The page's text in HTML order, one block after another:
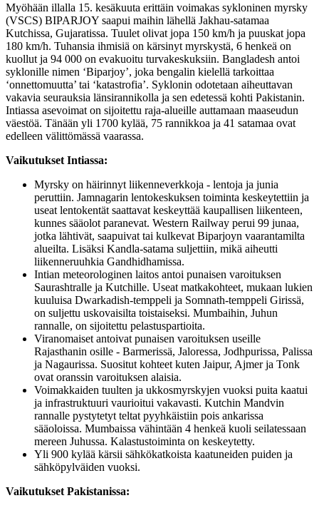
Myöhään illalla 15. kesäkuuta erittäin voimakas sykloninen myrsky
(VSCS) BIPARJOY saapui maihin lähellä Jakhau-satamaa
Kutchissa, Gujaratissa. Tuulet olivat jopa 150 km/h ja puuskat jopa
180 km/h. Tuhansia ihmisiä on kärsinyt myrskystä, 6 henkeä on
kuollut ja 94 000 on evakuoitu turvakeskuksiin. Bangladesh antoi
syklonille nimen ‘Biparjoy’, joka bengalin kielellä tarkoittaa
‘onnettomuutta’ tai ‘katastrofia’. Syklonin odotetaan aiheuttavan
vakavia seurauksia länsirannikolla ja sen edetessä kohti Pakistanin.
Intiassa asevoimat on sijoitettu raja-alueille auttamaan maaseudun
väestöä. Tänään yli 1700 kylää, 75 rannikkoa ja 41 satamaa ovat
edelleen välittömässä vaarassa.
Vaikutukset Intiassa:
Myrsky on häirinnyt liikenneverkkoja - lentoja ja junia
peruttiin. Jamnagarin lentokeskuksen toiminta keskeytettiin ja
useat lentokentät saattavat keskeyttää kaupallisen liikenteen,
kunnes sääolot paranevat. Western Railway perui 99 junaa,
jotka lähtivät, saapuivat tai kulkevat Biparjoyn vaarantamilta
alueilta. Lisäksi Kandla-satama suljettiin, mikä aiheutti
liikenneruuhkia Gandhidhamissa.
Intian meteorologinen laitos antoi punaisen varoituksen
Saurashtralle ja Kutchille. Useat matkakohteet, mukaan lukien
kuuluisa Dwarkadish-temppeli ja Somnath-temppeli Girissä,
on suljettu uskovaisilta toistaiseksi. Mumbaihin, Juhun
rannalle, on sijoitettu pelastuspartioita.
Viranomaiset antoivat punaisen varoituksen useille
Rajasthanin osille - Barmerissä, Jaloressa, Jodhpurissa, Palissa
ja Nagaurissa. Suositut kohteet kuten Jaipur, Ajmer ja Tonk
ovat oranssin varoituksen alaisia.
Voimakkaiden tuulten ja ukkosmyrskyjen vuoksi puita kaatui
ja infrastruktuuri vaurioitui vakavasti. Kutchin Mandvin
rannalle pystytetyt teltat pyyhkäistiin pois ankarissa
sääoloissa. Mumbaissa vähintään 4 henkeä kuoli seilatessaan
mereen Juhussa. Kalastustoiminta on keskeytetty.
Yli 900 kylää kärsii sähkökatkoista kaatuneiden puiden ja
sähköpylväiden vuoksi.
Vaikutukset Pakistanissa: